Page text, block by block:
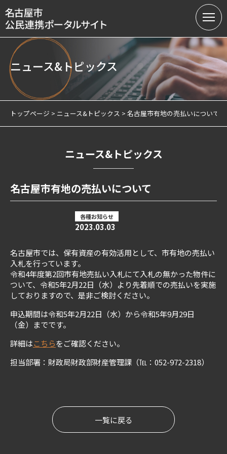
名古屋市の公民連携
提案募集中の課題（テーマ型）
提案受付（テーマ型・フリー型）
サテライトオフィスについて
ニュース&トピックス
トップページ ニュース&トピックス 名古屋市有地の売払いについて
ニュース&トピックス
名古屋市有地の売払いについて
各種お知らせ
2023.03.03
名古屋市では、保有資産の有効活用として、市有地の売払い
入札を行っています。
令和4年度第2回市有地売払い入札にて入札の無かった物件に
ついて、令和5年2月22日（水）より先着順での売払いを実施
しておりますので、是非ご検討ください。
申込期間は令和5年2月22日（水）から令和5年9月29日
（金）までです。
詳細はこちらをご確認ください。
担当部署：財政局財政部財産管理課（℡：052-972-2318）
一覧に戻る